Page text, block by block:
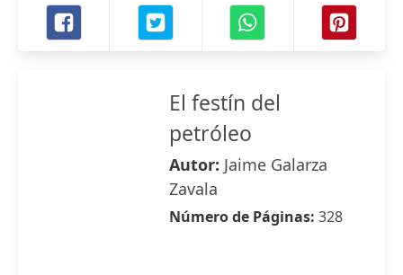
El festín del
petróleo
Autor: Jaime Galarza
Zavala
Número de Páginas: 328